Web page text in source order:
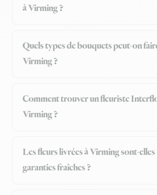
à Virming ?
Quels types de bouquets peut-on
Virming ?
Comment trouver un fleuriste
Virming ?
Les fleurs livrées à Virming sont-elles
garanties fraîches ?